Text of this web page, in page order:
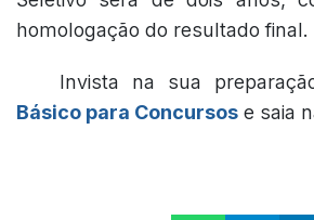
homologação do resultado final.
Invista na sua
Básico para Concursos e saia